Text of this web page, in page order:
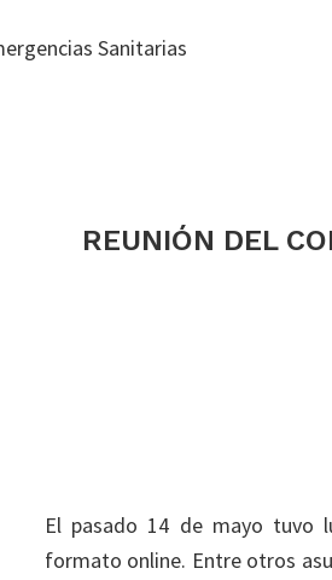
Sanitarias
REUNIÓN DEL
El pasado 14 de mayo tuvo
formato online. Entre otros